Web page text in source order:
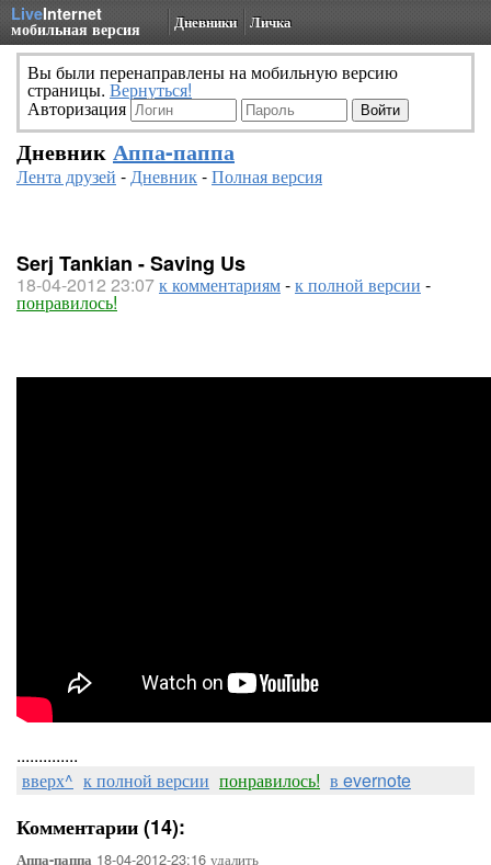
LiveInternet
мобильная версия Дневники Личка
Вы были перенаправлены на мобильную версию
страницы. Вернуться!
Авторизация
Дневник Аппа-паппа
Лента друзей -Дневник-Полная версия
Serj Tankian - Saving Us
18-04-2012 23:07к комментариям-к полной версии -
понравилось!
..............
вверх^ к полной версии понравилось! в evernote
Комментарии (14):
Аппа-паппа 18-04-2012-23:16 удалить